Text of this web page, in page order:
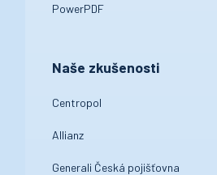
PowerPDF
Naše zkušenosti
Centropol
Allianz
Generali Česká pojišťovna